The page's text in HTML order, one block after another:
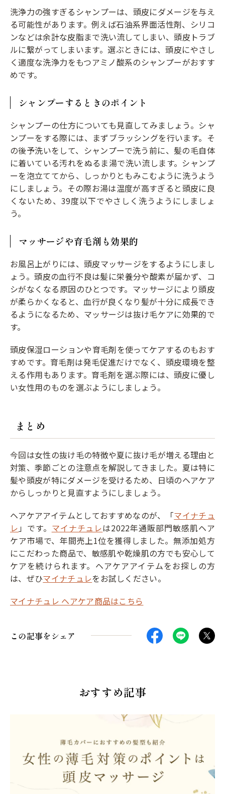
洗浄力の強すぎるシャンプーは、頭皮にダメージを与え
る可能性があります。例えば石油系界面活性剤、シリコ
ンなどは余計な皮脂まで洗い流してしまい、頭皮トラブ
ルに繋がってしまいます。選ぶときには、頭皮にやさし
く適度な洗浄力をもつアミノ酸系のシャンプーがおすす
めです。
シャンプーするときのポイント
シャンプーの仕方についても見直してみましょう。シャ
ンプーをする際には、まずブラッシングを行います。そ
の後予洗いをして、シャンプーで洗う前に、髪の毛自体
に着いている汚れをぬるま湯で洗い流します。シャンプ
ーを泡立ててから、しっかりともみこむように洗うよう
にしましょう。その際お湯は温度が高すぎると頭皮に良
くないため、39度以下でやさしく洗うようにしましょ
う。
マッサージや育毛剤も効果的
お風呂上がりには、頭皮マッサージをするようにしまし
ょう。頭皮の血行不良は髪に栄養分や酸素が届かず、コ
シがなくなる原因のひとつです。マッサージにより頭皮
が柔らかくなると、血行が良くなり髪が十分に成長でき
るようになるため、マッサージは抜け毛ケアに効果的で
す。
頭皮保湿ローションや育毛剤を使ってケアするのもおす
すめです。育毛剤は発毛促進だけでなく、頭皮環境を整
える作用もあります。育毛剤を選ぶ際には、頭皮に優し
い女性用のものを選ぶようにしましょう。
まとめ
今回は女性の抜け毛の特徴や夏に抜け毛が増える理由と
対策、季節ごとの注意点を解説してきました。夏は特に
髪や頭皮が特にダメージを受けるため、日頃のヘアケア
からしっかりと見直すようにしましょう。
ヘアケアアイテムとしておすすめなのが、「マイナチュ
レ 」です。 マイナチュレは2022年通販部門敏感肌ヘア
ケア市場で、年間売上1位を獲得しました。無添加処方
にこだわった商品で、敏感肌や乾燥肌の方でも安心して
ケアを続けられます。ヘアケアアイテムをお探しの方
は、ぜひマイナチュレをお試しください。
マイナチュレ ヘアケア商品はこちら
この記事をシェア
おすすめ記事